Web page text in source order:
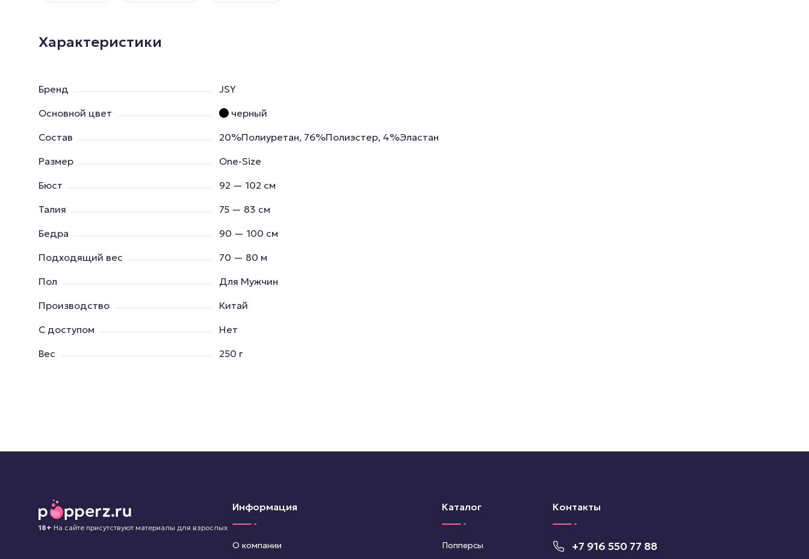
Характеристики
Бренд
JSY
Основной цвет
черный
Состав
20%Полиуретан, 76%Полиэстер, 4%Эластан
Размер
One-Size
Бюст
92 — 102 см
Талия
75 — 83 см
Бедра
90 — 100 см
Подходящий вес
70 — 80 м
Пол
Для Мужчин
Производство
Китай
С доступом
Нет
Вес
250 г
18+ На сайте присутствуют материалы для взрослых
Информация
О компании
Каталог
Попперсы
Контакты
+7 916 550 77 88